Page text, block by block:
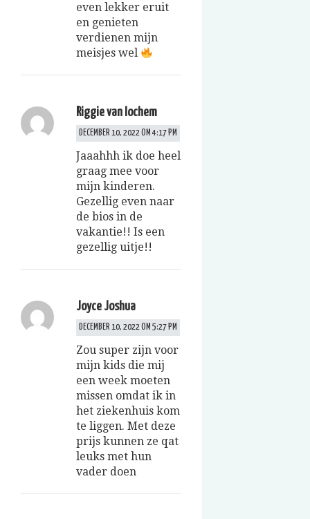
even lekker eruit
en genieten
verdienen mijn
meisjes wel
Riggie van lochem
DECEMBER 10, 2022 OM 4:17 PM
Jaaahhh ik doe heel
graag mee voor
mijn kinderen.
Gezellig even naar
de bios in de
vakantie!! Is een
gezellig uitje!!
Joyce Joshua
DECEMBER 10, 2022 OM 5:27 PM
Zou super zijn voor
mijn kids die mij
een week moeten
missen omdat ik in
het ziekenhuis kom
te liggen. Met deze
prijs kunnen ze qat
leuks met hun
vader doen